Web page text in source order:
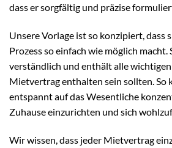
dass er sorgfältig und präzise
Unsere Vorlage ist so konzipiert, dass
Prozess so einfach wie möglich macht.
verständlich und enthält alle
Mietvertrag enthalten sein sollten. So
entspannt auf das Wesentliche
Zuhause einzurichten und sich
Wir wissen, dass jeder Mietvertrag